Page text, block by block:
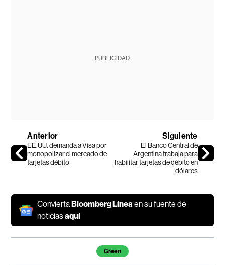
PUBLICIDAD
Anterior
EE.UU. demanda a Visa por
monopolizar el mercado de
tarjetas débito
Siguiente
El Banco Central de
Argentina trabaja para
habilitar tarjetas de débito en
dólares
ConviertaBloomberg Líneaen su fuente de
noticiasaquí
Temas de este artículo Green